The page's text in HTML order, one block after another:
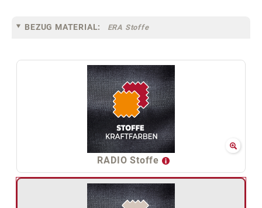
BEZUG MATERIAL: ERA Stoffe
RADIO Stoffe